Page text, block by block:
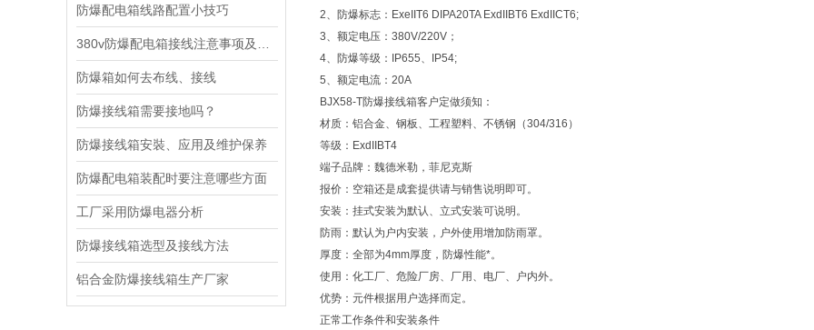
防爆配电箱线路配置小技巧
防爆箱如何去布线、接线
防爆接线箱需要接地吗？
防爆接线箱安裝、应用及维护保养
防爆配电箱装配时要注意哪些方面
工厂采用防爆电器分析
防爆接线箱选型及接线方法
铝合金防爆接线箱生产厂家
2、防爆标志：ExeIIT6 DIPA20TA ExdIIBT6 ExdIICT6;
3、额定电压：380V/220V；
4、防爆等级：IP655、IP54;
5、额定电流：20A
BJX58-T防爆接线箱客户定做须知：
材质：铝合金、钢板、工程塑料、不锈钢（304/316）
等级：ExdIIBT4
端子品牌：魏德米勒，菲尼克斯
报价：空箱还是成套提供请与销售说明即可。
安装：挂式安装为默认、立式安装可说明。
防雨：默认为户内安装，户外使用增加防雨罩。
厚度：全部为4mm厚度，防爆性能*。
使用：化工厂、危险厂房、厂用、电厂、户内外。
优势：元件根据用户选择而定。
正常工作条件和安装条件